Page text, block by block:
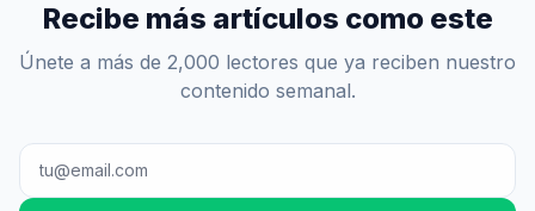
Recibe más artículos como este
Únete a más de 2,000 lectores que ya reciben nuestro
contenido semanal.